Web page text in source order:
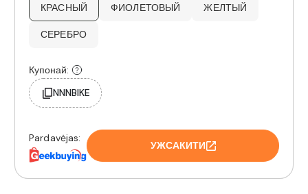
КРАСНЫЙ
ФИОЛЕТОВЫЙ ЖЕЛТЫЙ
СЕРЕБРО
Купонай:
NNNBIKE
Pardavėjas:
УЖСАКИТИ